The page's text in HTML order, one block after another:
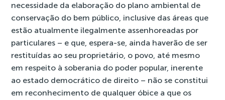
necessidade da elaboração do plano ambiental de
conservação do bem público, inclusive das áreas que
estão atualmente ilegalmente assenhoreadas por
particulares – e que, espera-se, ainda haverão de ser
restituídas ao seu proprietário, o povo, até mesmo
em respeito à soberania do poder popular, inerente
ao estado democrático de direito – não se constitui
em reconhecimento de qualquer óbice a que os